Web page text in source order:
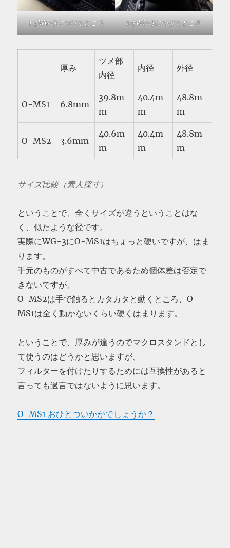
1をWG-3につけたところ 1をWG-3につけたところ
厚み
ツメ部
内径
内径 外径
O-MS1 6.8mm
39.8m
m
40.4m
m
48.8m
m
O-MS2 3.6mm
40.6m
m
40.4m
m
48.8m
m
サイズ比較（素人採寸）
ということで、全くサイズが違うということはな
く、似たような径です。
実際にWG-3にO-MS1はちょっと硬いですが、はま
ります。
手元のものがすべて中古であるため個体差は否定で
きないですが、
O-MS2は手で触るとカタカタと動くところ、O-
MS1は全く動かないくらい硬くはまります。
ということで、厚みが違うのでマクロスタンドとし
て使うのはどうかと思いますが、
フィルターを付けたりするためには互換性があると
言っても過言ではないように思います。
O-MS1 おひとついかがでしょうか？